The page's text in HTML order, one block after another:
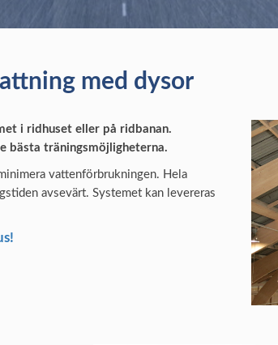
med dysor
i ridhuset eller på ridbanan.
bästa träningsmöjligheterna.
vattenförbrukningen. Hela
avsevärt. Systemet kan levereras